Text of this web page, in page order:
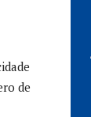
de